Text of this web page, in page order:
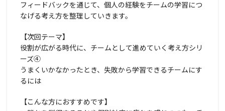
フィードバックを通じて、個人の経験をチームの学習につ
なげる考え方を整理していきます。
【次回テーマ】
役割が広がる時代に、チームとして進めていく考え方シリ
ーズ④
うまくいかなかったとき、失敗から学習できるチームにす
るには
【こんな方におすすめです】